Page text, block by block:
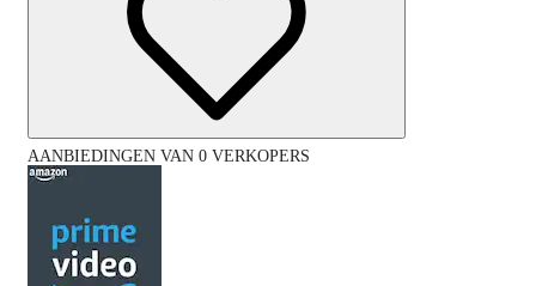
AANBIEDINGEN VAN 0 VERKOPERS